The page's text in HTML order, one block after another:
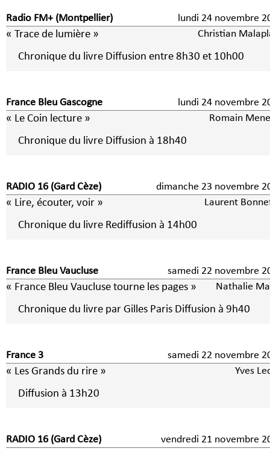
Radio FM+ (Montpellier) lundi 24 novembre
« Trace de lumière » Christian
Chronique du livre Diffusion entre 8h30 et 10h00
France Bleu Gascogne lundi 24 novembre
« Le Coin lecture » Romain
Chronique du livre Diffusion à 18h40
RADIO 16 (Gard Cèze) dimanche 23 novembre
« Lire, écouter, voir » Laurent
Chronique du livre Rediffusion à 14h00
France Bleu Vaucluse samedi 22 novembre
« France Bleu Vaucluse tourne les pages » Nathalie
Chronique du livre par Gilles Paris Diffusion à 9h40
France 3 samedi 22 novembre
« Les Grands du rire » Yves
Diffusion à 13h20
RADIO 16 (Gard Cèze) vendredi 21 novembre